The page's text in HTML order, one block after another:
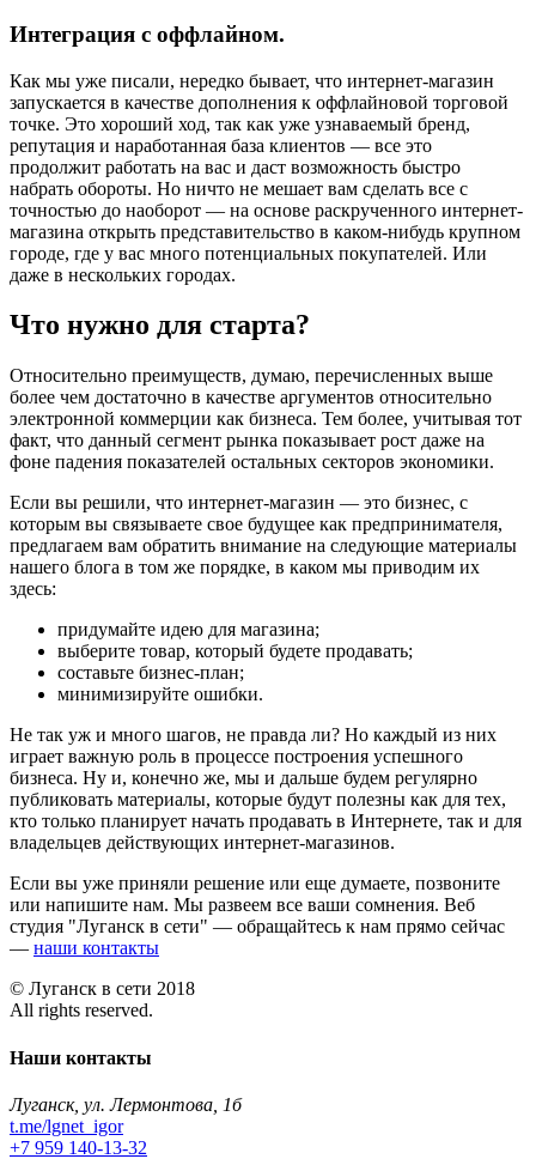
Интеграция с оффлайном.
Как мы уже писали, нередко бывает, что интернет-магазин
запускается в качестве дополнения к оффлайновой торговой
точке. Это хороший ход, так как уже узнаваемый бренд,
репутация и наработанная база клиентов — все это
продолжит работать на вас и даст возможность быстро
набрать обороты. Но ничто не мешает вам сделать все с
точностью до наоборот — на основе раскрученного интернет-
магазина открыть представительство в каком-нибудь крупном
городе, где у вас много потенциальных покупателей. Или
даже в нескольких городах.
Что нужно для старта?
Относительно преимуществ, думаю, перечисленных выше
более чем достаточно в качестве аргументов относительно
электронной коммерции как бизнеса. Тем более, учитывая тот
факт, что данный сегмент рынка показывает рост даже на
фоне падения показателей остальных секторов экономики.
Если вы решили, что интернет-магазин — это бизнес, с
которым вы связываете свое будущее как предпринимателя,
предлагаем вам обратить внимание на следующие материалы
нашего блога в том же порядке, в каком мы приводим их
здесь:
придумайте идею для магазина;
выберите товар, который будете продавать;
составьте бизнес-план;
минимизируйте ошибки.
Не так уж и много шагов, не правда ли? Но каждый из них
играет важную роль в процессе построения успешного
бизнеса. Ну и, конечно же, мы и дальше будем регулярно
публиковать материалы, которые будут полезны как для тех,
кто только планирует начать продавать в Интернете, так и для
владельцев действующих интернет-магазинов.
Если вы уже приняли решение или еще думаете, позвоните
или напишите нам. Мы развеем все ваши сомнения. Веб
студия "Луганск в сети" — обращайтесь к нам прямо сейчас
— наши контакты
© Луганск в сети 2018
All rights reserved.
Наши контакты
Луганск, ул. Лермонтова, 1б
t.me/lgnet_igor
+7 959 140-13-32